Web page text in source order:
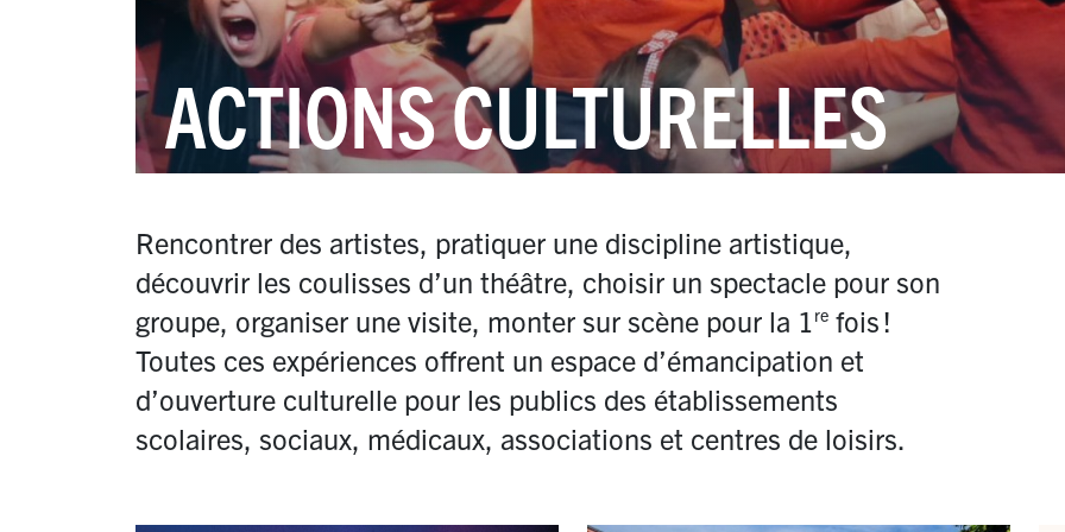
ACTIONS CULTURELLES
Rencontrer des artistes, pratiquer une discipline artistique,
découvrir les coulisses d’un théâtre, choisir un spectacle pour son
groupe, organiser une visite, monter sur scène pour la 1 re fois!
Toutes ces expériences offrent un espace d’émancipation et
d’ouverture culturelle pour les publics des établissements
scolaires, sociaux, médicaux, associations et centres de loisirs.